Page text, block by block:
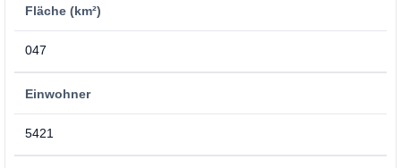
Fläche (km²)
047
Einwohner
5421